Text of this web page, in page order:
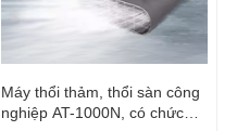
Máy thổi thảm, thổi sàn công
nghiệp AT-1000N, có chức